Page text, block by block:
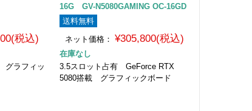
税込)
グラフィッ
16G GV-N5080GAMING OC-16GD
送料無料
ネット価格：
¥305,800(税込)
在庫なし
3.5スロット占有 GeForce RTX
5080搭載 グラフィックボード